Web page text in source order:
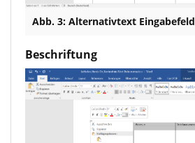
Abb. 3: Alternativtext Eingabefeld
Beschriftung